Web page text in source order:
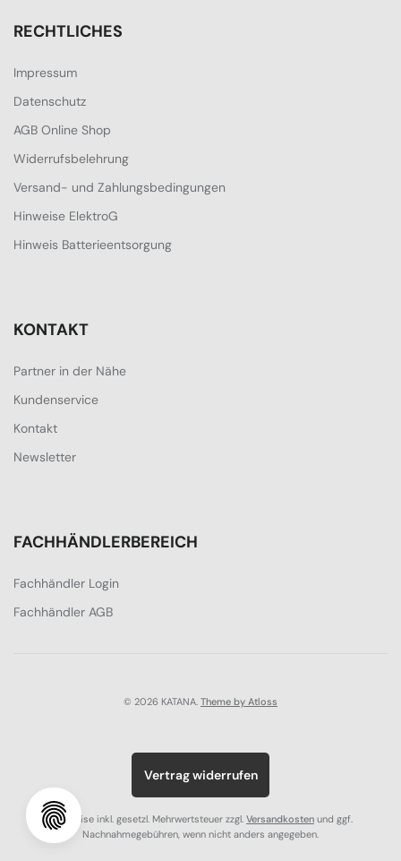
RECHTLICHES
Impressum
Datenschutz
AGB Online Shop
Widerrufsbelehrung
Versand- und Zahlungsbedingungen
Hinweise ElektroG
Hinweis Batterieentsorgung
KONTAKT
Partner in der Nähe
Kundenservice
Kontakt
Newsletter
FACHHÄNDLERBEREICH
Fachhändler Login
Fachhändler AGB
© 2026 KATANA. Theme by Atloss
Vertrag widerrufen
Alle Preise inkl. gesetzl. Mehrwertsteuer zzgl. Versandkosten und ggf.
Nachnahmegebühren, wenn nicht anders angegeben.